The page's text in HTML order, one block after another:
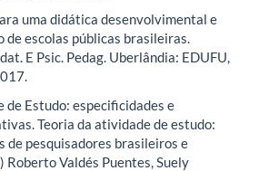
uma didática desenvolvimental e
escolas públicas brasileiras.
E Psic. Pedag. Uberlândia: EDUFU,
de Estudo: especificidades e
Teoria da atividade de estudo:
de pesquisadores brasileiros e
Valdés Puentes, Suely